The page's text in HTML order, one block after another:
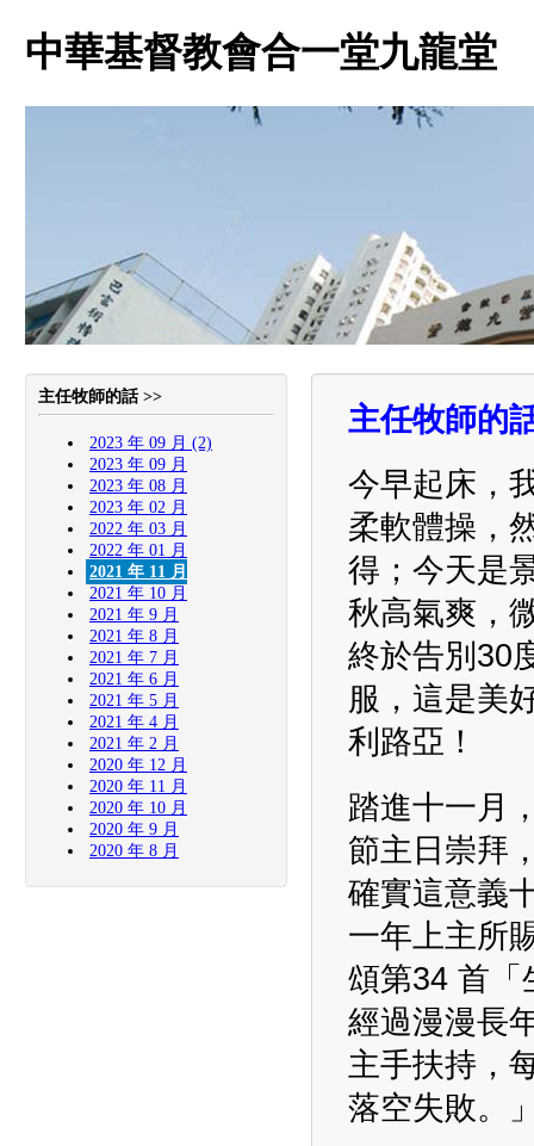
中華基督教會合一堂九龍堂
主任牧師的話 >>
2023 年 09 月 (2)
2023 年 09 月
2023 年 08 月
2023 年 02 月
2022 年 03 月
2022 年 01 月
2021 年 11 月
2021 年 10 月
2021 年 9 月
2021 年 8 月
2021 年 7 月
2021 年 6 月
2021 年 5 月
2021 年 4 月
2021 年 2 月
2020 年 12 月
2020 年 11 月
2020 年 10 月
2020 年 9 月
2020 年 8 月
主任牧師的
今早起床，
柔軟體操，
得；今天是
秋高氣爽，
終於告別30
服，這是美
利路亞！
踏進十一月
節主日崇拜
確實這意義
一年上主所
頌第34 首「
經過漫漫長
主手扶持，
落空失敗。